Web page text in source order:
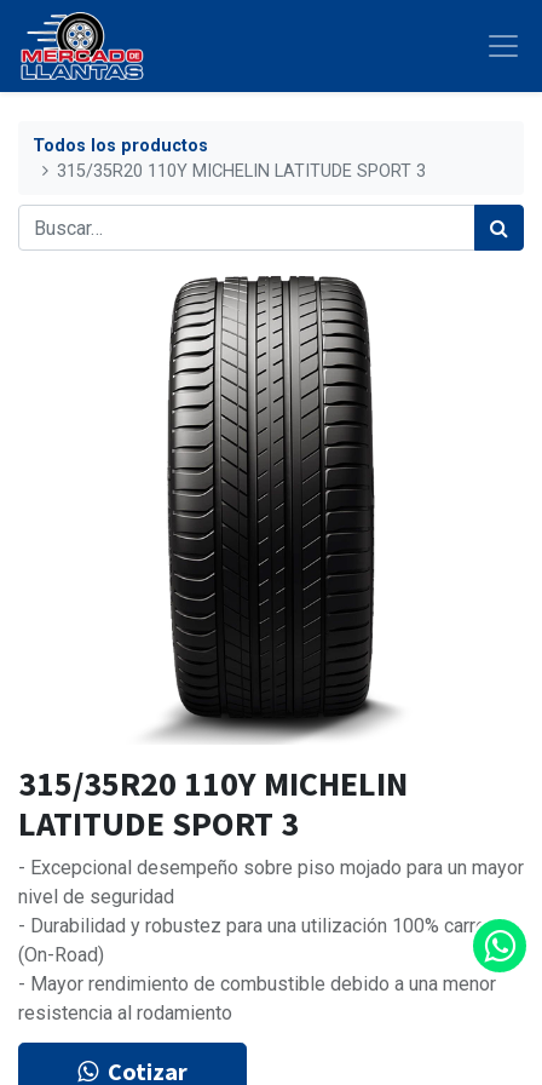
Todos los productos
315/35R20 110Y MICHELIN LATITUDE SPORT 3
315/35R20 110Y MICHELIN
LATITUDE SPORT 3
- Excepcional desempeño sobre piso mojado para un mayor
nivel de seguridad
- Durabilidad y robustez para una utilización 100% carretera
(On-Road)
- Mayor rendimiento de combustible debido a una menor
resistencia al rodamiento
Cotizar